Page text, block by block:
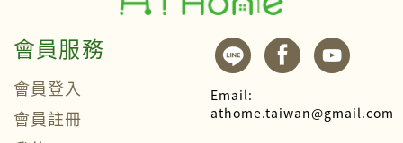
會員服務
會員登入
會員註冊
Email:
athome.taiwan@gmail.com